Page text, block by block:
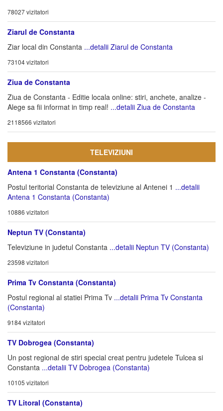
78027 vizitatori
Ziarul de Constanta
Ziar local din Constanta ...detalii Ziarul de Constanta
73104 vizitatori
Ziua de Constanta
Ziua de Constanta - Editie locala online: stiri, anchete, analize -
Alege sa fii informat in timp real! ...detalii Ziua de Constanta
2118566 vizitatori
TELEVIZIUNI
Antena 1 Constanta (Constanta)
Postul teritorial Constanta de televiziune al Antenei 1 ...detalii
Antena 1 Constanta (Constanta)
10886 vizitatori
Neptun TV (Constanta)
Televiziune in judetul Constanta ...detalii Neptun TV (Constanta)
23598 vizitatori
Prima Tv Constanta (Constanta)
Postul regional al statiei Prima Tv ...detalii Prima Tv Constanta
(Constanta)
9184 vizitatori
TV Dobrogea (Constanta)
Un post regional de stiri special creat pentru judetele Tulcea si
Constanta ...detalii TV Dobrogea (Constanta)
10105 vizitatori
TV Litoral (Constanta)